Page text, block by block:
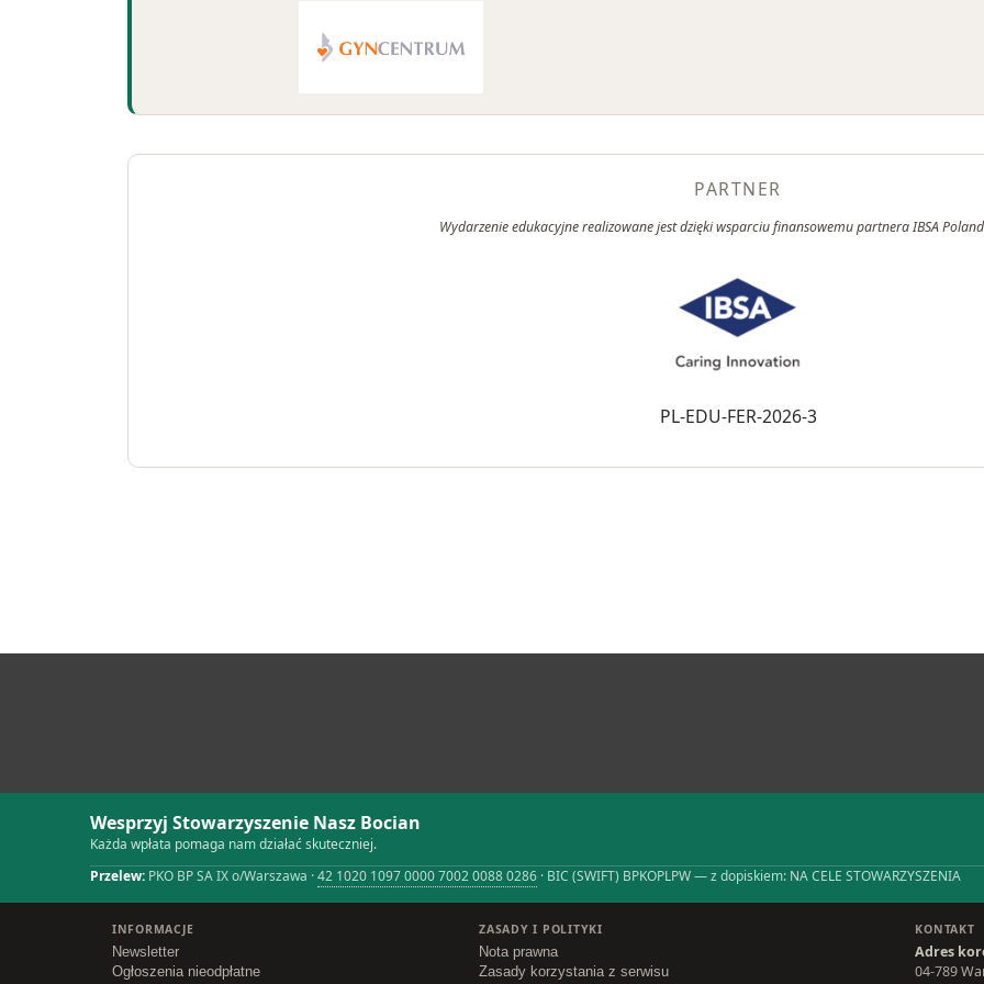
PARTNER
Wydarzenie edukacyjne realizowane jest dzięki wsparciu finansowemu partnera IBSA
PL-EDU-FER-2026-3
Wesprzyj Stowarzyszenie Nasz Bocian
Każda wpłata pomaga nam działać skuteczniej.
Przelew: PKO BP SA IX o/Warszawa ·42 1020 1097 0000 7002 0088 0286 · BIC (SWIFT) BPKOPLPW — z dopiskiem: NA CELE STOWARZYSZENIA
INFORMACJE
Newsletter
Ogłoszenia nieodpłatne
ZASADY I POLITYKI
Nota prawna
Zasady korzystania z serwisu
KONTAKT
Adres
04-789